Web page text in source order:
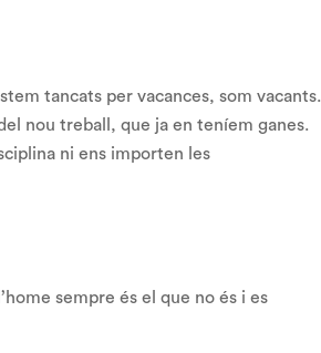
tancats per vacances, som vacants.
nou treball, que ja en teníem ganes.
ni ens importen les
sempre és el que no és i es